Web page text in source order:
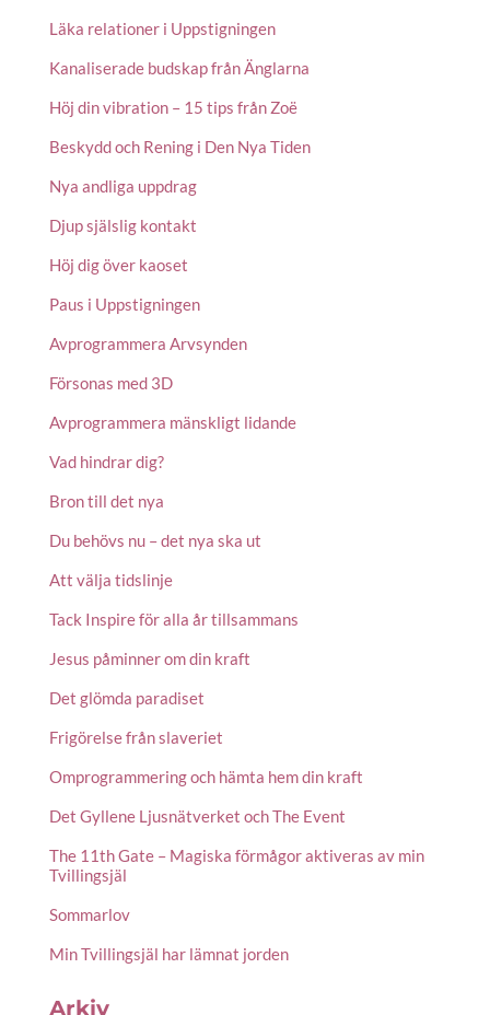
Läka relationer i Uppstigningen
Kanaliserade budskap från Änglarna
Höj din vibration – 15 tips från Zoë
Beskydd och Rening i Den Nya Tiden
Nya andliga uppdrag
Djup själslig kontakt
Höj dig över kaoset
Paus i Uppstigningen
Avprogrammera Arvsynden
Försonas med 3D
Avprogrammera mänskligt lidande
Vad hindrar dig?
Bron till det nya
Du behövs nu – det nya ska ut
Att välja tidslinje
Tack Inspire för alla år tillsammans
Jesus påminner om din kraft
Det glömda paradiset
Frigörelse från slaveriet
Omprogrammering och hämta hem din kraft
Det Gyllene Ljusnätverket och The Event
The 11th Gate – Magiska förmågor aktiveras av min
Tvillingsjäl
Sommarlov
Min Tvillingsjäl har lämnat jorden
Arkiv